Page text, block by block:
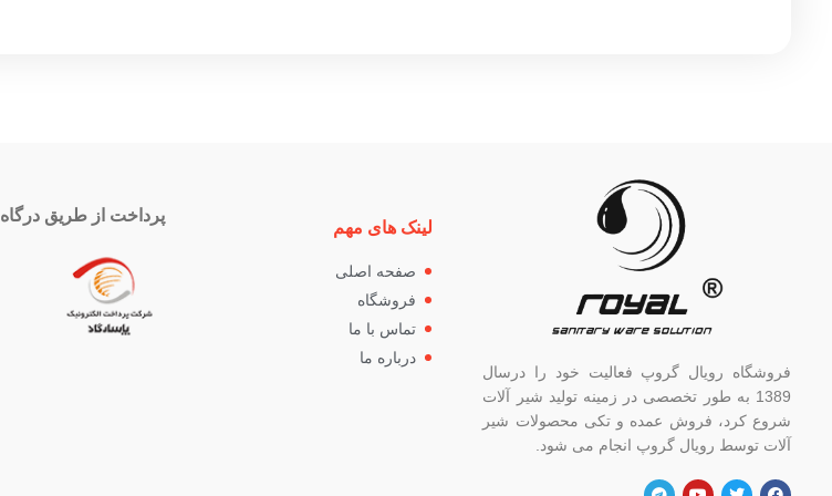
فروشگاه رویال گروپ فعالیت خود را درسال
1389 به طور تخصصی در زمینه تولید شیر آلات
شروع کرد، فروش عمده و تکی محصولات شیر
آلات توسط رویال گروپ انجام می شود.
لینک های مهم
صفحه اصلی
فروشگاه
تماس با ما
درباره ما
پرداخت از طریق درگاه